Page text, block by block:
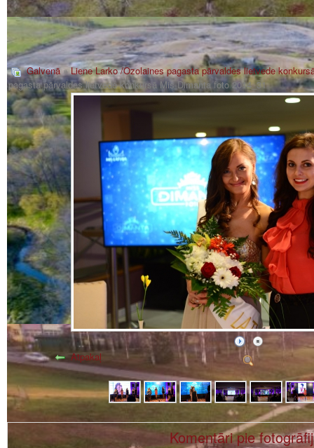
Galvenā»Liene Larko /Ozolaines pagasta pārvaldes lietvede
pagasta pārvaldes lietvede konkursā Mis Dimanta foto 2014_31
Atpakaļ
Komentāri pie